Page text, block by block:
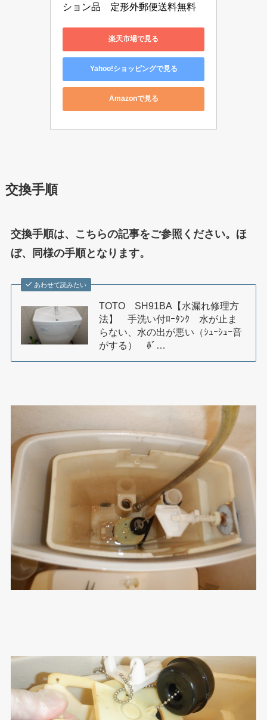
ション品　定形外郵便送料無料
楽天市場で見る
Yahoo!ショッピングで見る
Amazonで見る
交換手順
交換手順は、こちらの記事をご参照ください。ほ
ぼ、同様の手順となります。
あわせて読みたい
TOTO SH91BA【水漏れ修理方
法】 手洗い付ﾛｰﾀﾝｸ 水が止ま
らない、水の出が悪い（ｼｭｰｼｭｰ音
がする） ﾎﾞ…